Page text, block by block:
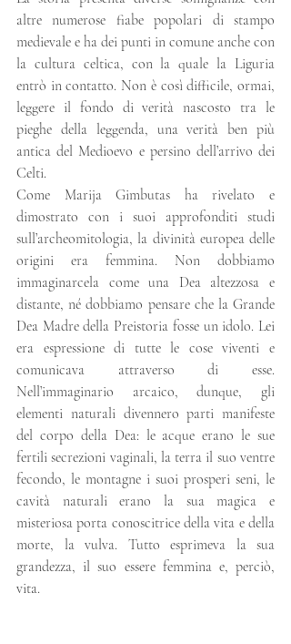
altre numerose fiabe popolari di stampo
medievale e ha dei punti in comune anche con
la cultura celtica, con la quale la Liguria
entrò in contatto. Non è così difficile, ormai,
leggere il fondo di verità nascosto tra le
pieghe della leggenda, una verità ben più
antica del Medioevo e persino dell’arrivo dei
Celti.
Come Marija Gimbutas ha rivelato e
dimostrato con i suoi approfonditi studi
sull’archeomitologia, la divinità europea delle
origini era femmina. Non dobbiamo
immaginarcela come una Dea altezzosa e
distante, né dobbiamo pensare che la Grande
Dea Madre della Preistoria fosse un idolo. Lei
era espressione di tutte le cose viventi e
comunicava attraverso di esse.
Nell’immaginario arcaico, dunque, gli
elementi naturali divennero parti manifeste
del corpo della Dea: le acque erano le sue
fertili secrezioni vaginali, la terra il suo ventre
fecondo, le montagne i suoi prosperi seni, le
cavità naturali erano la sua magica e
misteriosa porta conoscitrice della vita e della
morte, la vulva. Tutto esprimeva la sua
grandezza, il suo essere femmina e, perciò,
vita.